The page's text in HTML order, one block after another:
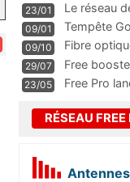
23/01
Le réseau
m
09/01
Tempête
09/10
Fibre
pass
29/07
Free
23/05 Free Pro
RÉSEAU
Antennes